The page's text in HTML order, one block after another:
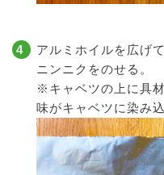
アルミホイルを広げ
ニンニクをのせる。
※キャベツの上に具
味がキャベツに染み込